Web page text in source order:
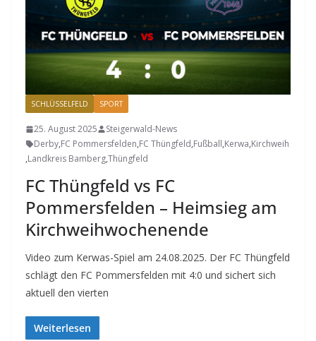
SCHLÜSSELFELD SPORT
25. August 2025
Steigerwald-News
Derby,FC Pommersfelden,FC Thüngfeld,Fußball,Kerwa,Kirchweih
,Landkreis Bamberg,Thüngfeld
FC Thüngfeld vs FC
Pommersfelden – Heimsieg am
Kirchweihwochenende
Video zum Kerwas-Spiel am 24.08.2025. Der FC Thüngfeld
schlägt den FC Pommersfelden mit 4:0 und sichert sich
aktuell den vierten
Weiterlesen